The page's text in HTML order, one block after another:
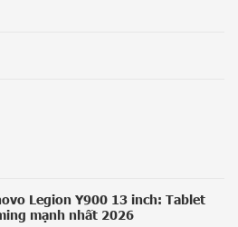
Legion Y900 13 inch: Tablet
mạnh nhất 2026